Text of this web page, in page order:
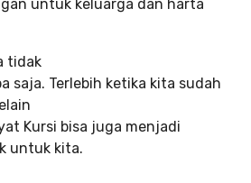
untuk keluarga dan harta
tidak
saja. Terlebih ketika kita sudah
Kursi bisa juga menjadi
untuk kita.